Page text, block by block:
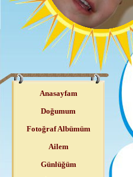
Anasayfam
Doğumum
Fotoğraf Albümüm
Ailem
Günlüğüm